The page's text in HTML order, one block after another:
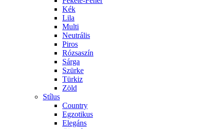
Kék
Lila
Multi
Neutrális
Piros
Rózsaszín
Sárga
Szürke
Türkiz
Zöld
Stílus
Country
Egzotikus
Elegáns